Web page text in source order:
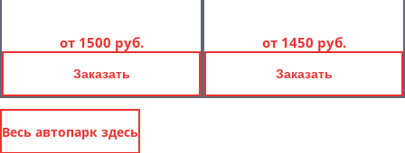
от 1500 руб.
Заказать
от 1450 руб.
Заказать
Весь автопарк здесь